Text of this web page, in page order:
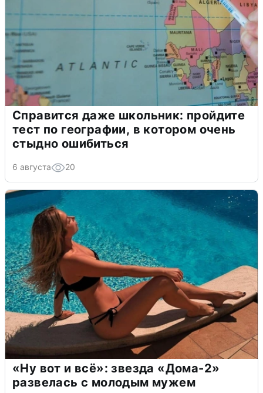
Справится даже школьник: пройдите
тест по географии, в котором очень
стыдно ошибиться
6 августа 20
«Ну вот и всё»: звезда «Дома-2»
развелась с молодым мужем